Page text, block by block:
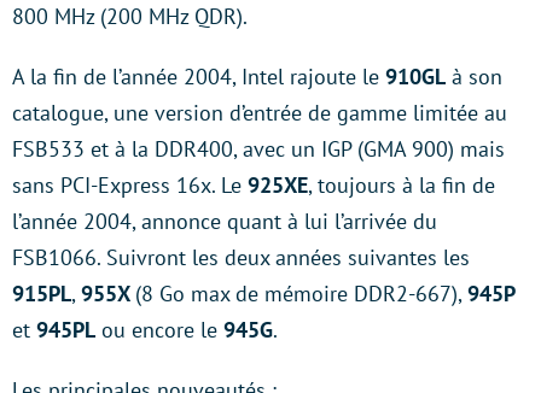
800 MHz (200 MHz QDR).
A la fin de l’année 2004, Intel rajoute le 910GL à son
catalogue, une version d’entrée de gamme limitée au
FSB533 et à la DDR400, avec un IGP (GMA 900) mais
sans PCI-Express 16x. Le 925XE, toujours à la fin de
l’année 2004, annonce quant à lui l’arrivée du
FSB1066. Suivront les deux années suivantes les
915PL, 955X (8 Go max de mémoire DDR2-667), 945P
et 945PL ou encore le 945G.